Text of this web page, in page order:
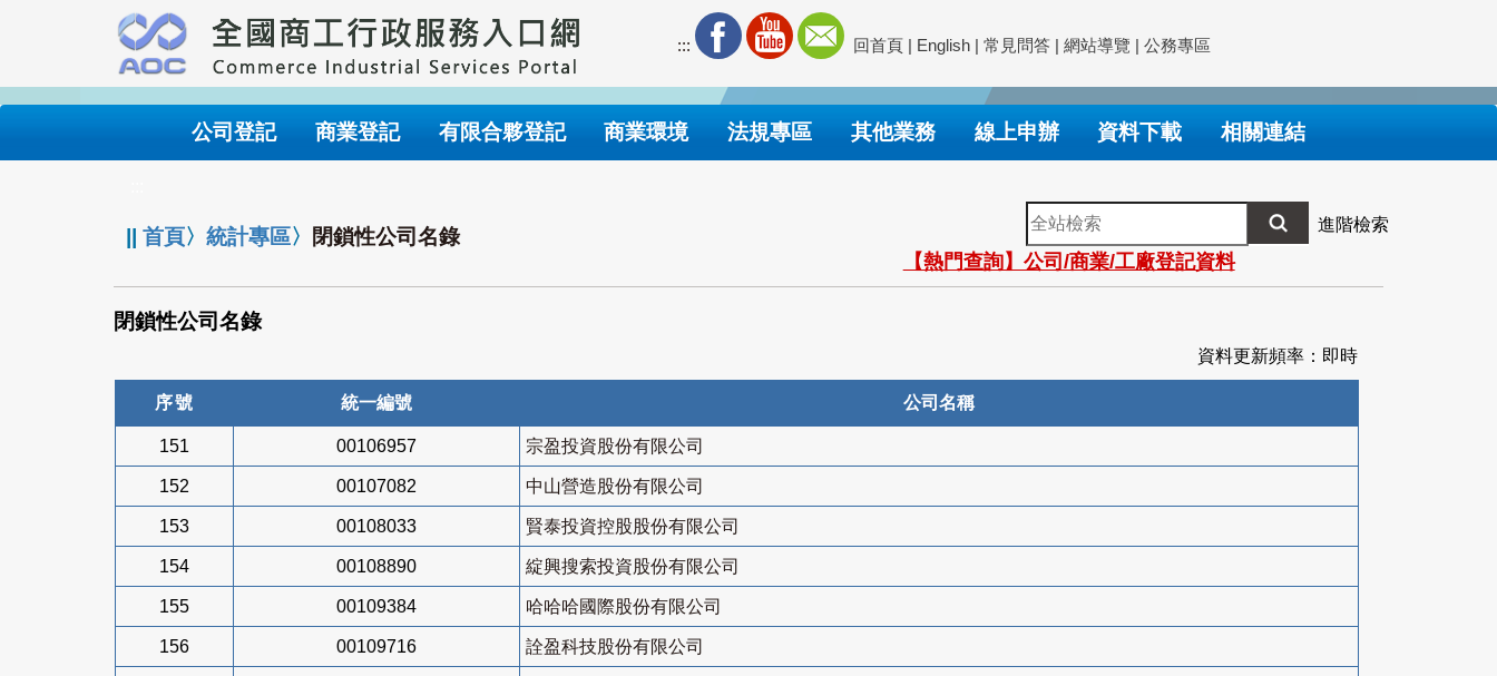
要
內
::: 回首頁 | English | 常見問答 | 網站導覽 | 公務專區
公司登記 商業登記 有限合夥登記 商業環境 法規專區 其他業務 線上申辦 資料下載 相關連結
||首頁〉統計專區〉 閉鎖性公司名錄
全
站
檢
索
進階檢索
【熱門查詢】公司/商業/工廠登記資料
閉鎖性公司名錄
資料更新頻率：即時
序號 統一編號 公司名稱
151 00106957 宗盈投資股份有限公司
152 00107082 中山營造股份有限公司
153 00108033 賢泰投資控股股份有限公司
154 00108890 綻興搜索投資股份有限公司
155 00109384 哈哈哈國際股份有限公司
156 00109716 詮盈科技股份有限公司